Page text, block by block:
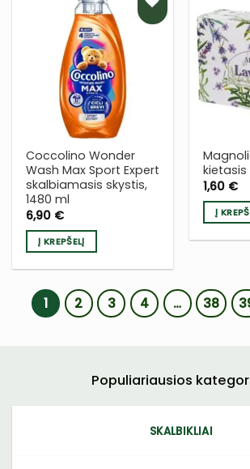
PRIDĖTI
Į NORŲ
SĄRAŠĄ
Coccolino Wonder
Wash Max Sport Expert
skalbiamasis skystis,
1480 ml
6,90 €
Į KREPŠELĮ
kietasis
1,60 €
Į
1 2 3 4 … 38
Populiariausios
SKALBIKLIAI